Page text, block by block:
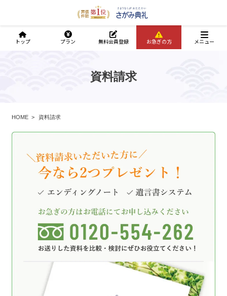
資料請求
HOME 資料請求
トップ プラン 無料会員登録 お急ぎの方 メニュー